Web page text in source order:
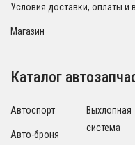
Условия доставки, оплаты и
Магазин
Каталог
Автоспорт
Авто-броня
Выхлопная
система